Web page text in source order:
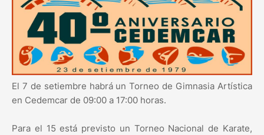
El 7 de setiembre habrá un Torneo de Gimnasia Artística
en Cedemcar de 09:00 a 17:00 horas.
Para el 15 está previsto un Torneo Nacional de Karate,